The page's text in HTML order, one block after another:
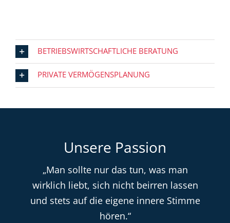
BETRIEBSWIRTSCHAFTLICHE BERATUNG
PRIVATE VERMÖGENSPLANUNG
Unsere Passion
„Man sollte nur das tun, was man
wirklich liebt, sich nicht beirren lassen
und stets auf die eigene innere Stimme
hören.“